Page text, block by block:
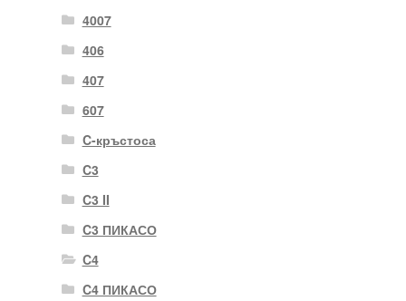
4007
406
407
607
C-кръстоса
C3
C3 II
C3 ПИКАСО
C4
C4 ПИКАСО